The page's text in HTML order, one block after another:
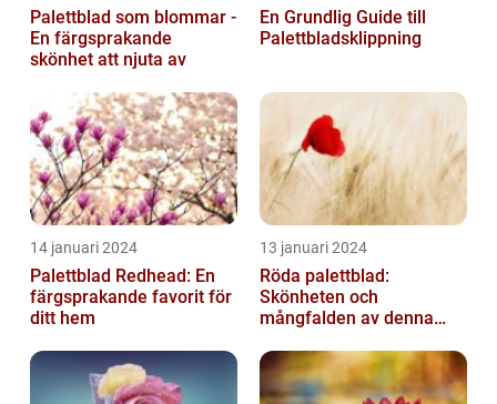
Palettblad som blommar -
En färgsprakande
skönhet att njuta av
En Grundlig Guide till
Palettbladsklippning
14 januari 2024
Palettblad Redhead: En
färgsprakande favorit för
ditt hem
13 januari 2024
Röda palettblad:
Skönheten och
mångfalden av denna